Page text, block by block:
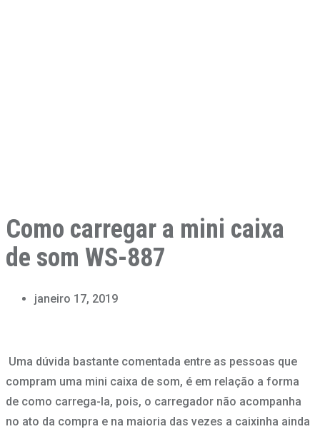
Como carregar a mini caixa
de som WS-887
janeiro 17, 2019
Uma dúvida bastante comentada entre as pessoas que
compram uma mini caixa de som, é em relação a forma
de como carrega-la, pois, o carregador não acompanha
no ato da compra e na maioria das vezes a caixinha ainda